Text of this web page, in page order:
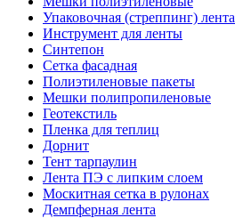
Упаковочная (стреппинг) лента
Инструмент для ленты
Синтепон
Сетка фасадная
Полиэтиленовые пакеты
Мешки полипропиленовые
Геотекстиль
Пленка для теплиц
Дорнит
Тент тарпаулин
Лента ПЭ с липким слоем
Москитная сетка в рулонах
Демпферная лента